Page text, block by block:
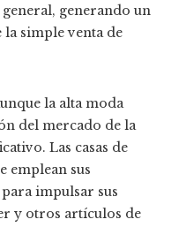
generando un
la simple venta de
la alta moda
del mercado de la
Las casas de
emplean sus
impulsar sus
y otros artículos de